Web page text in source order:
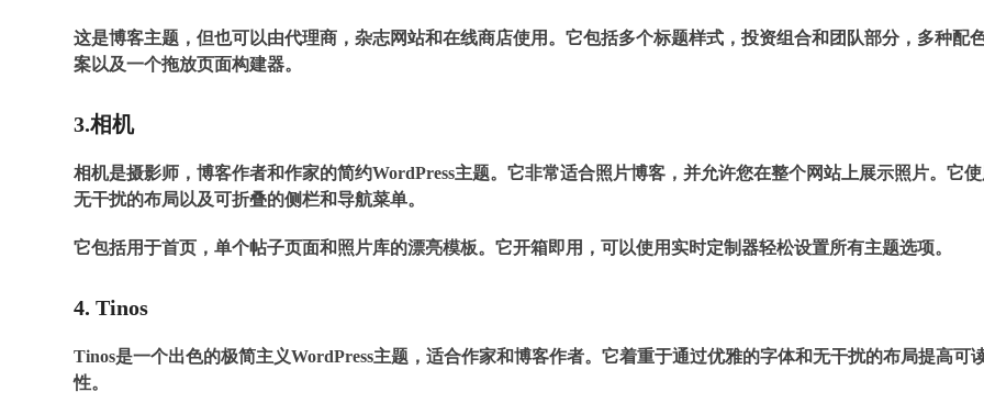
这是博客主题，但也可以由代理商，杂志网站和在线商店使用。它包括多个标题样式，投资组合和团队部分，多种配
案以及一个拖放页面构建器。
3.相机
相机是摄影师，博客作者和作家的简约WordPress主题。它非常适合照片博客，并允许您在整个网站上展示照片。它使
无干扰的布局以及可折叠的侧栏和导航菜单。
它包括用于首页，单个帖子页面和照片库的漂亮模板。它开箱即用，可以使用实时定制器轻松设置所有主题选项。
4. Tinos
Tinos是一个出色的极简主义WordPress主题，适合作家和博客作者。它着重于通过优雅的字体和无干扰的布局提高可
性。